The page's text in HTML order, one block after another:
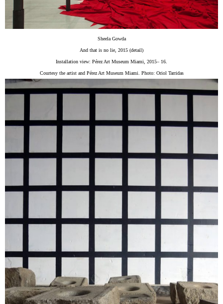
Sheela Gowda
And that is no lie, 2015 (detail)
Installation view: Pérez Art Museum Miami, 2015– 16.
Courtesy the artist and Pérez Art Museum Miami. Photo: Oriol Tarridas